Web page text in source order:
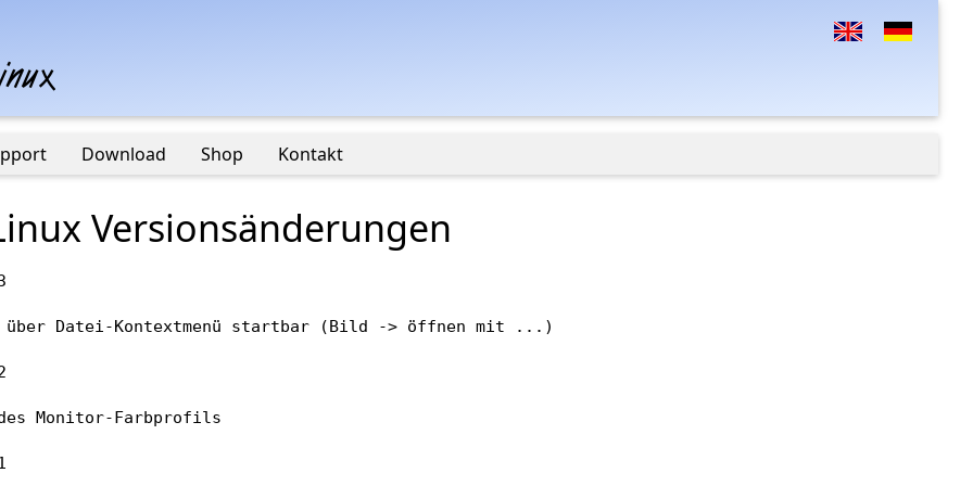
Download Shop Kontakt
Versionsänderungen
1500, R2000 
- Kompatibilität mit Fedora 17: neues "Sicherheitsmodul" für SELinux

11-jun-12 - 2.25-2

- TurboPrint Monitor meldet unter Ubuntu 12.04 manchm